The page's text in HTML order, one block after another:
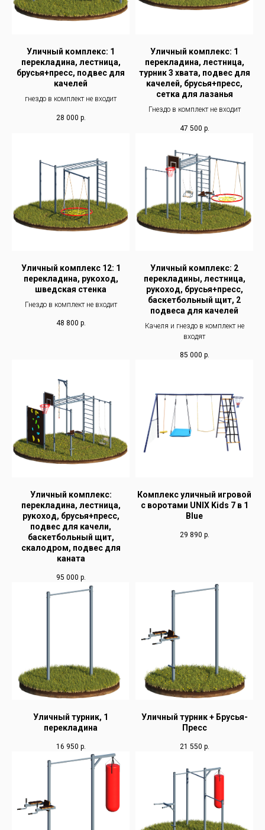
Уличный комплекс: 1
перекладина, лестница,
брусья+пресс, подвес для
качелей
гнездо в комплект не входит
28 000 р.
Уличный комплекс: 1
перекладина, лестница,
турник 3 хвата, подвес для
качелей, брусья+пресс,
сетка для лазанья
Гнездо в комплект не входит
47 500 р.
Уличный комплекс 12: 1
перекладина, рукоход,
шведская стенка
Гнездо в комплект не входит
48 800 р.
Уличный комплекс: 2
перекладины, лестница,
рукоход, брусья+пресс,
баскетбольный щит, 2
подвеса для качелей
Качеля и гнездо в комплект не
входят
85 000 р.
Уличный комплекс:
перекладина, лестница,
рукоход, брусья+пресс,
подвес для качели,
баскетбольный щит,
скалодром, подвес для
каната
95 000 р.
Комплекс уличный игровой
с воротами UNIX Kids 7 в 1
Blue
29 890 р.
Уличный турник, 1
перекладина
16 950 р.
Уличный турник + Брусья-
Пресс
21 550 р.